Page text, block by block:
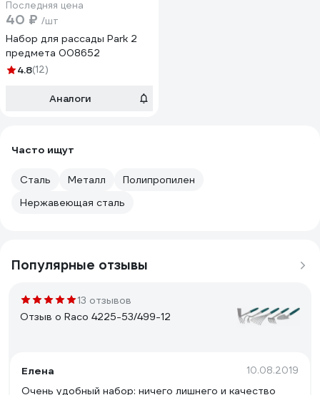
Последняя цена
40 ₽ /шт
Набор для рассады Park 2
предмета 008652
4.8(12)
Аналоги
Часто ищут
Сталь Металл
Полипропилен
Нержавеющая сталь
Популярные отзывы
13 отзывов
Отзыв о Raco 4225-53/499-12
Елена 10.08.2019
Очень удобный набор: ничего лишнего и качество